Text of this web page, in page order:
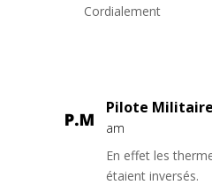
Cordialement
Pilote Militaire
am
En effet les
étaient inversés.